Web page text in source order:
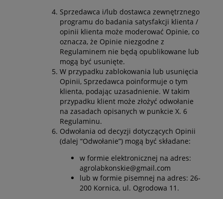
Sprzedawca i/lub dostawca zewnętrznego
programu do badania satysfakcji klienta /
opinii klienta może moderować Opinie, co
oznacza, że Opinie niezgodne z
Regulaminem nie będą opublikowane lub
mogą być usunięte.
W przypadku zablokowania lub usunięcia
Opinii, Sprzedawca poinformuje o tym
klienta, podając uzasadnienie. W takim
przypadku klient może złożyć odwołanie
na zasadach opisanych w punkcie X. 6
Regulaminu.
Odwołania od decyzji dotyczących Opinii
(dalej “Odwołanie”) mogą być składane:
w formie elektronicznej na adres:
agrolabkonskie@gmail.com
lub w formie pisemnej na adres: 26-
200 Kornica, ul. Ogrodowa 11.